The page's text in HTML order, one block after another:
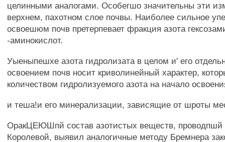
целинными аналогами. Особегшо значительны эти
верхнем, пахотном слое почвы. Наиболее сильное
освоешюм почв претерпевает фракция азота
-аминокислот.
Уыеныпешхе азота гидролизата в целом и' его
освоением почв носит криволинейный характер,
количеством гидролизуемого азота на начало
и теша!и его минерализации, зависящие от шроты
ОракЦЕЮШпй состав азотистых веществ, проводпшй
Королевой, выявил аналогичные методу Бремнера